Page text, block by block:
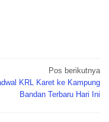
Pos berikutnya
KRL Karet ke Kampung
Bandan Terbaru Hari Ini